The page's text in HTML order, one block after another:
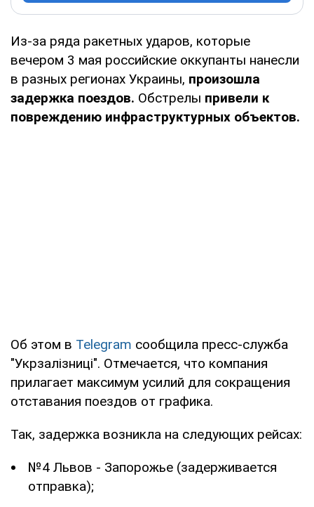
Из-за ряда ракетных ударов, которые
вечером 3 мая российские оккупанты нанесли
в разных регионах Украины, произошла
задержка поездов. Обстрелы привели к
повреждению инфраструктурных объектов.
Об этом в Telegram сообщила пресс-служба
"Укрзалізниці". Отмечается, что компания
прилагает максимум усилий для сокращения
отставания поездов от графика.
Так, задержка возникла на следующих рейсах:
№4 Львов - Запорожье (задерживается
отправка);